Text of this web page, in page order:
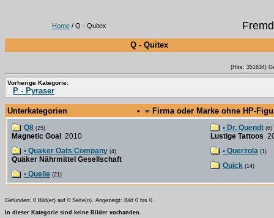
Home/ Q - Quitex
Q - Quitex
(Hits: 351634)
Vorherige Kategorie:
P - Pyraser
Unterkategorien • = Firma oder Marke ohne HP-
Q8 (25)
Magnetic Goal
2010
• Quaker Oats Company (4)
Quäker Nährmittel Gesellschaft
• Quelle (21)
• Dr. Quendt (6)
Lustige Tattoos
• Querzola (1)
Quick (14)
Gefunden: 0 Bild(er) auf 0 Seite(n). Angezeigt: Bild 0 bis 0.
In dieser Kategorie sind keine Bilder vorhanden.